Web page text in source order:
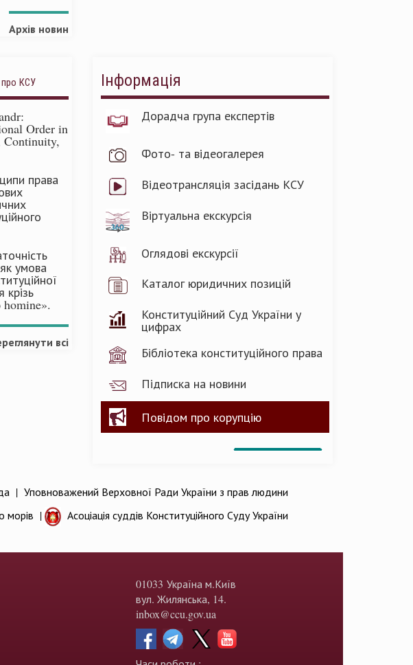
Архів новин
КСУ
Order in
Continuity,
права
умова
крізь
всі
Інформація
Дорадча група експертів
Фото- та відеогалерея
Відеотрансляція засідань КСУ
Віртуальна екскурсія
Оглядові екскурсії
Каталог юридичних позицій
Конституційний Суд України у
цифрах
Бібліотека конституційного права
Підписка на новини
Повідом про корупцію
| Уповноважений Верховної Ради України з прав людини
морів | Асоціація суддів Конституційного Суду України
01033 Україна м.Київ
вул. Жилянська, 14.
inbox@ccu.gov.ua